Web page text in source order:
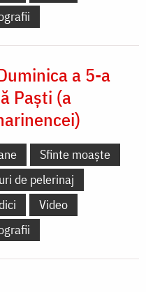
a 5-a
Paști (a
Sfinte moaște
de pelerinaj
Video